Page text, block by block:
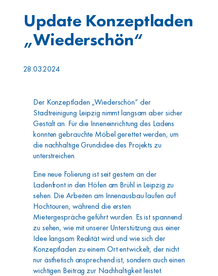
Update Konzeptladen
„Wiederschön“
28.03.2024
Der Konzeptladen „Wiederschön“ der
Stadtreinigung Leipzig nimmt langsam aber sicher
Gestalt an. Für die Inneneinrichtung des Ladens
konnten gebrauchte Möbel gerettet werden, um
die nachhaltige Grundidee des Projekts zu
unterstreichen.
Eine neue Folierung ist seit gestern an der
Ladenfront in den Höfen am Brühl in Leipzig zu
sehen. Die Arbeiten am Innenausbau laufen auf
Hochtouren, während die ersten
Mietergespräche geführt wurden. Es ist spannend
zu sehen, wie mit unserer Unterstützung aus einer
Idee langsam Realität wird und wie sich der
Konzeptladen zu einem Ort entwickelt, der nicht
nur ästhetisch ansprechend ist, sondern auch einen
wichtigen Beitrag zur Nachhaltigkeit leistet.